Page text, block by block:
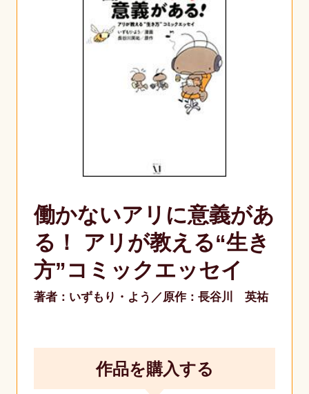
働かないアリに意義があ
る！ アリが教える“生き
方”コミックエッセイ
著者：いずもり・よう 原作：長谷川 英祐
作品を購入する